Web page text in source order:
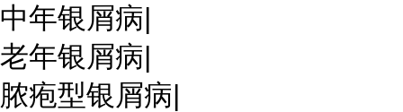
中年银屑病|
老年银屑病|
脓疱型银屑病|